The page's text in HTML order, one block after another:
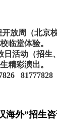
开放周（北京
临堂体验。
日活动（招生
精彩演出。
81777828
海外”招生